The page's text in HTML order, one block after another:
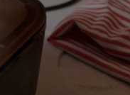
celów identyfikacji.
reklam i treści,